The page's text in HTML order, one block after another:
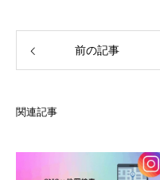
前の記事
関連記事